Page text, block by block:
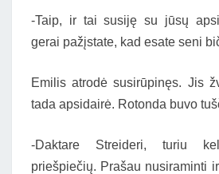
-Taip, ir tai susiję su jūsų
gerai pažįstate, kad esate seni
Emilis atrodė susirūpinęs. Jis
tada apsidairė. Rotonda buvo
-Daktare Streideri, turiu
priešpiečių. Prašau nusiraminti